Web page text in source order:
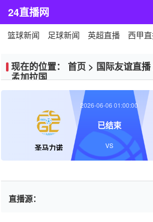
24直播网
篮球新闻 足球新闻 英超直播 西甲
现在的位置： 首页 > 国际友谊直播
孟加拉国
圣马力诺
2026-06-06 01:00:00
已结束
VS
直播源：